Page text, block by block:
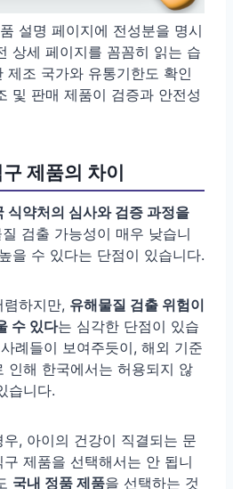
설명 페이지에 전성분을 명시
상세 페이지를 꼼꼼히 읽는 습
제조 국가와 유통기한도 확인
및 판매 제품이 검증과 안전성
제품의 차이
식약처의 심사와 검증 과정을
검출 가능성이 매우 낮습니
을 수 있다는 단점이 있습니다.
하지만, 유해물질 검출 위험이
수 있다는 심각한 단점이 있습
례들이 보여주듯이, 해외 기준
인해 한국에서는 허용되지 않
습니다.
, 아이의 건강이 직결되는 문
제품을 선택해서는 안 됩니
국내 정품 제품을 선택하는 것